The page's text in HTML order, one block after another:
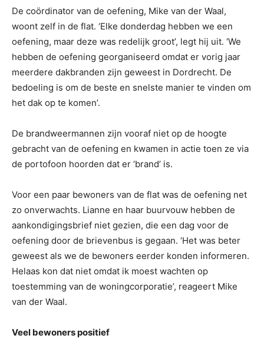
De coördinator van de oefening, Mike van der Waal,
woont zelf in de flat. ‘Elke donderdag hebben we een
oefening, maar deze was redelijk groot’, legt hij uit. ‘We
hebben de oefening georganiseerd omdat er vorig jaar
meerdere dakbranden zijn geweest in Dordrecht. De
bedoeling is om de beste en snelste manier te vinden om
het dak op te komen’.
De brandweermannen zijn vooraf niet op de hoogte
gebracht van de oefening en kwamen in actie toen ze via
de portofoon hoorden dat er ‘brand’ is.
Voor een paar bewoners van de flat was de oefening net
zo onverwachts. Lianne en haar buurvouw hebben de
aankondigingsbrief niet gezien, die een dag voor de
oefening door de brievenbus is gegaan. ‘Het was beter
geweest als we de bewoners eerder konden informeren.
Helaas kon dat niet omdat ik moest wachten op
toestemming van de woningcorporatie’, reageert Mike
van der Waal.
Veel bewoners positief